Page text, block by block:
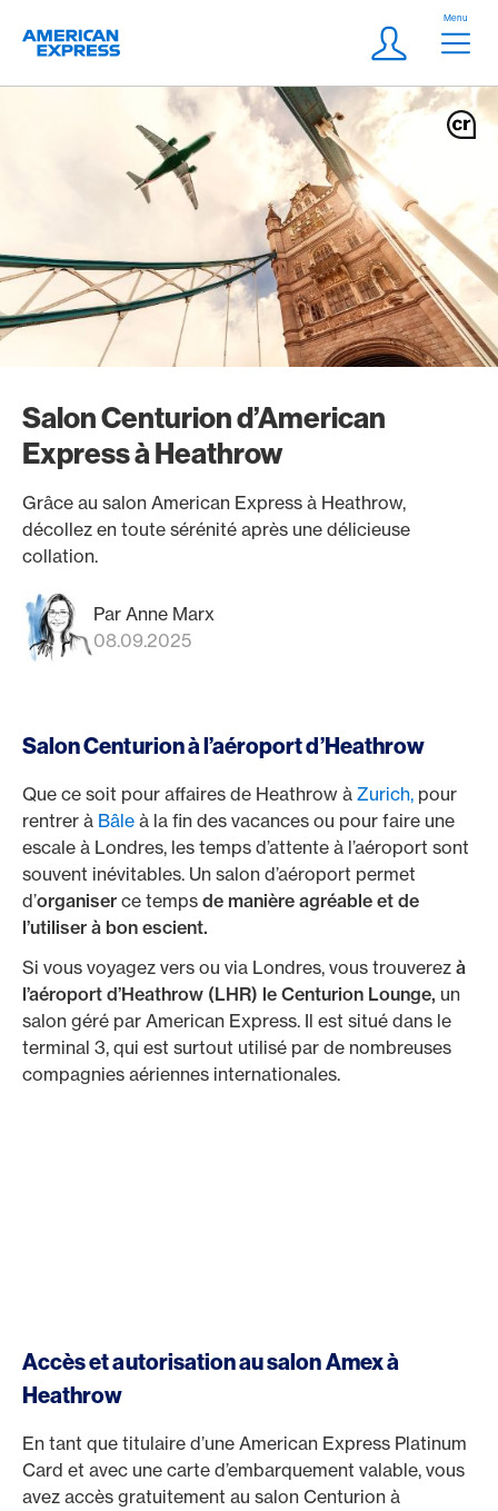
Logo
Meta
Login
Menu
Salon Centurion d’American
Express à Heathrow
Grâce au salon American Express à Heathrow,
décollez en toute sérénité après une délicieuse
collation.
Par Anne Marx
08.09.2025
Salon Centurion à l’aéroport d’Heathrow
Que ce soit pour affaires de Heathrow à Zurich, pour
rentrer à Bâle à la fin des vacances ou pour faire une
escale à Londres, les temps d’attente à l’aéroport sont
souvent inévitables. Un salon d’aéroport permet
d’organiser ce temps de manière agréable et de
l’utiliser à bon escient.
Si vous voyagez vers ou via Londres, vous trouverez à
l’aéroport d’Heathrow (LHR) le Centurion Lounge, un
salon géré par American Express. Il est situé dans le
terminal 3, qui est surtout utilisé par de nombreuses
compagnies aériennes internationales.
Accès et autorisation au salon Amex à
Heathrow
En tant que titulaire d’une American Express Platinum
Card et avec une carte d’embarquement valable, vous
avez accès gratuitement au salon Centurion à